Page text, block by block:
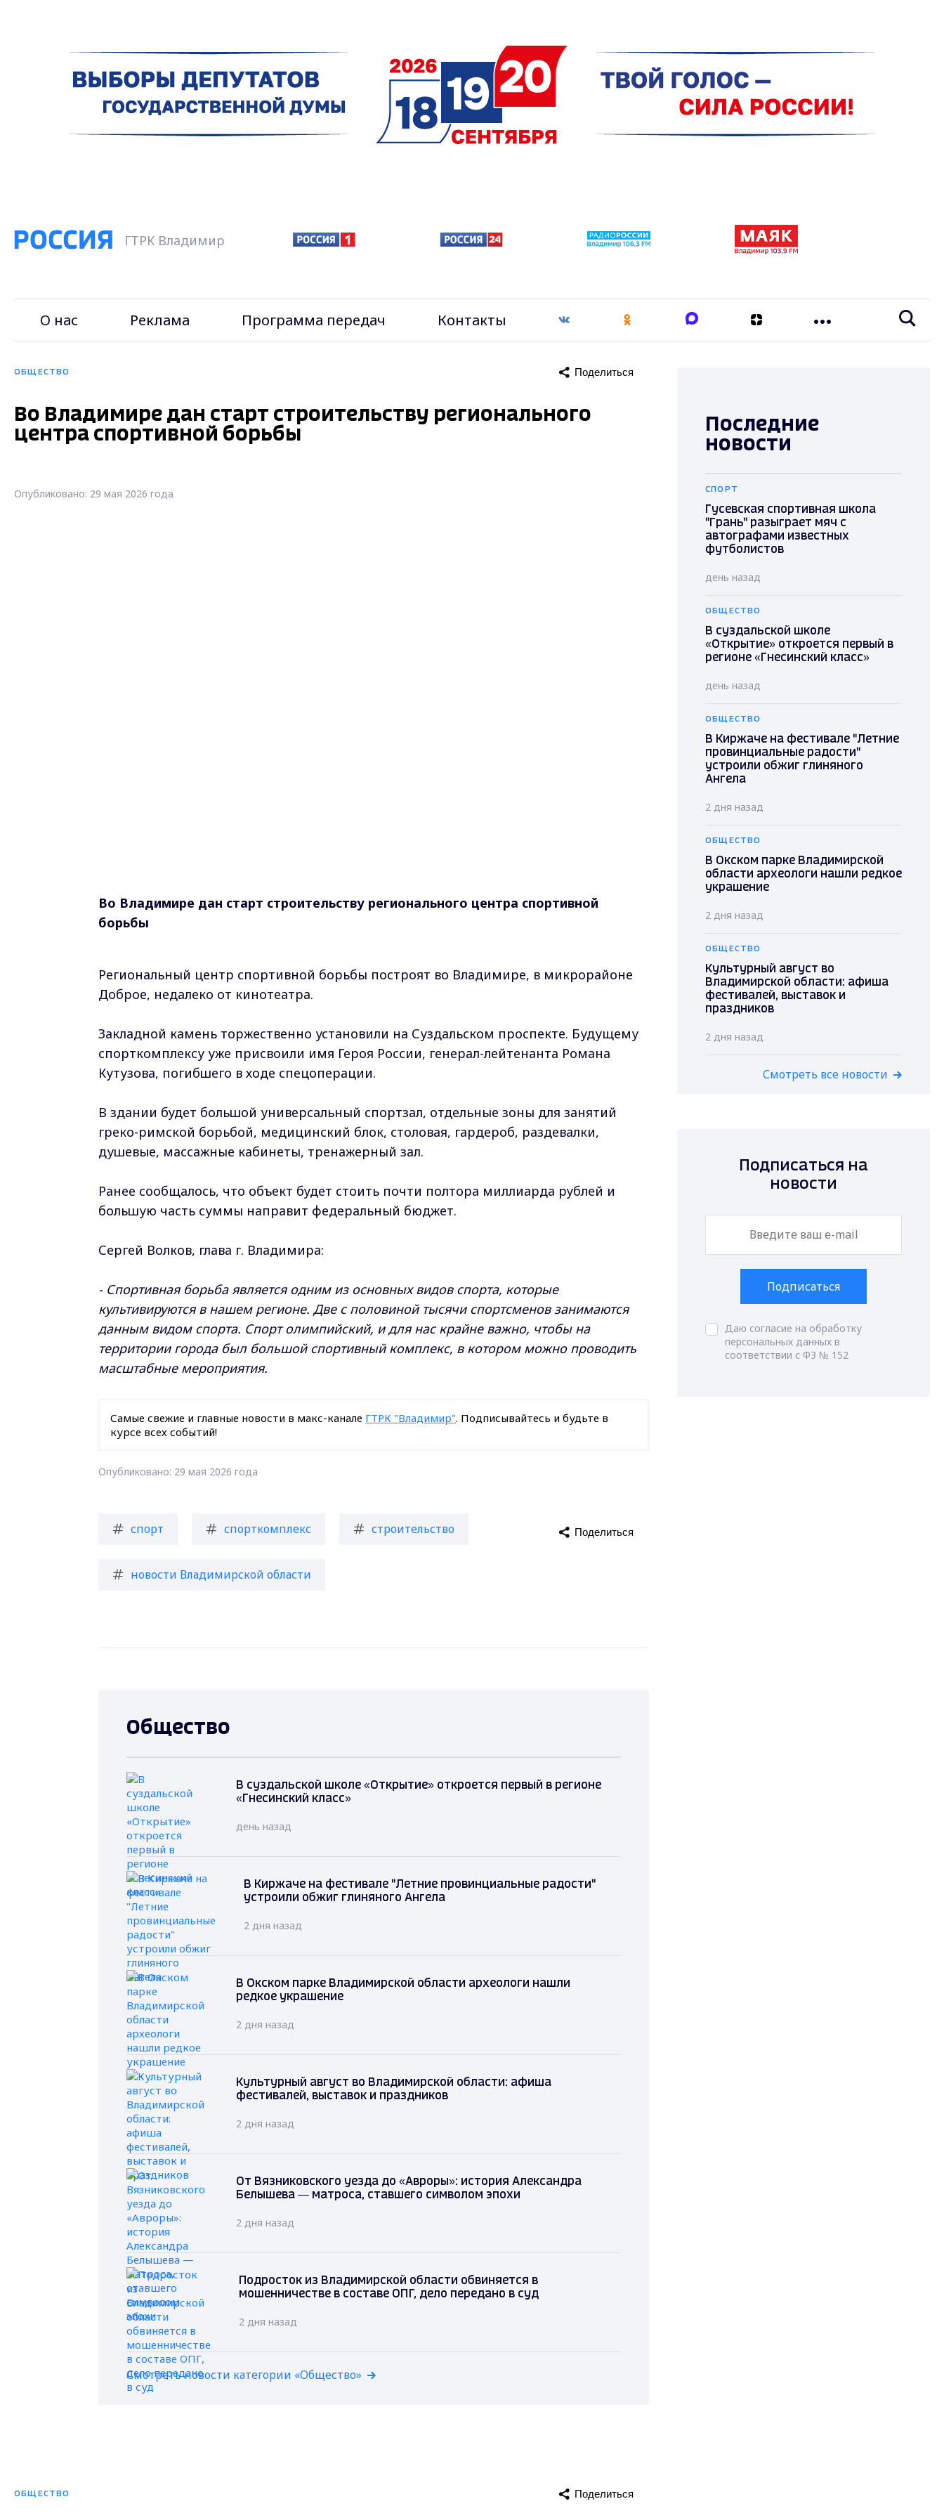
ГТРК Владимир
О нас Реклама Программа передач Контакты
ОБЩЕСТВО Поделиться
Во Владимире дан старт строительству регионального
центра спортивной борьбы
Опубликовано: 29 мая 2026 года
Во Владимире дан старт строительству регионального центра спортивной
борьбы
Региональный центр спортивной борьбы построят во Владимире, в микрорайоне
Доброе, недалеко от кинотеатра.
Закладной камень торжественно установили на Суздальском проспекте. Будущему
спорткомплексу уже присвоили имя Героя России, генерал-лейтенанта Романа
Кутузова, погибшего в ходе спецоперации.
В здании будет большой универсальный спортзал, отдельные зоны для занятий
греко-римской борьбой, медицинский блок, столовая, гардероб, раздевалки,
душевые, массажные кабинеты, тренажерный зал.
Ранее сообщалось, что объект будет стоить почти полтора миллиарда рублей и
большую часть суммы направит федеральный бюджет.
Сергей Волков, глава г. Владимира:
- Спортивная борьба является одним из основных видов спорта, которые
культивируются в нашем регионе. Две с половиной тысячи спортсменов занимаются
данным видом спорта. Спорт олимпийский, и для нас крайне важно, чтобы на
территории города был большой спортивный комплекс, в котором можно проводить
масштабные мероприятия.
Самые свежие и главные новости в макс-канале ГТРК "Владимир". Подписывайтесь и будьте в
курсе всех событий!
Опубликовано: 29 мая 2026 года
спорт спорткомплекс строительство
новости Владимирской области
Поделиться
Общество
В суздальской школе «Открытие» откроется первый в регионе
«Гнесинский класс»
день назад
В Киржаче на фестивале "Летние провинциальные радости"
устроили обжиг глиняного Ангела
2 дня назад
В Окском парке Владимирской области археологи нашли
редкое украшение
2 дня назад
Культурный август во Владимирской области: афиша
фестивалей, выставок и праздников
2 дня назад
От Вязниковского уезда до «Авроры»: история Александра
Белышева — матроса, ставшего символом эпохи
2 дня назад
Подросток из Владимирской области обвиняется в
мошенничестве в составе ОПГ, дело передано в суд
2 дня назад
Смотреть новости категории «Общество»
ОБЩЕСТВО Поделиться
Последние
новости
СПОРТ
Гусевская спортивная школа
"Грань" разыграет мяч с
автографами известных
футболистов
день назад
ОБЩЕСТВО
В суздальской школе
«Открытие» откроется первый в
регионе «Гнесинский класс»
день назад
ОБЩЕСТВО
В Киржаче на фестивале "Летние
провинциальные радости"
устроили обжиг глиняного
Ангела
2 дня назад
ОБЩЕСТВО
В Окском парке Владимирской
области археологи нашли редкое
украшение
2 дня назад
ОБЩЕСТВО
Культурный август во
Владимирской области: афиша
фестивалей, выставок и
праздников
2 дня назад
Смотреть все новости
Подписаться на
новости
Подписаться
Даю согласие на обработку
персональных данных в
соответствии с ФЗ № 152